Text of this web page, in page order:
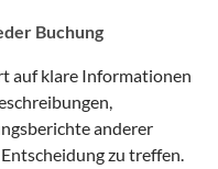
Buchung
auf klare Informationen
anderer
zu treffen.